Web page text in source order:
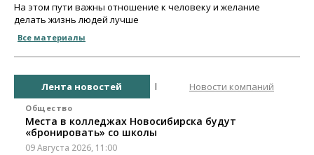
На этом пути важны отношение к человеку и желание
делать жизнь людей лучше
Все материалы
Лента новостей Новости компаний
Общество
Места в колледжах Новосибирска будут
«бронировать» со школы
09 Августа 2026, 11:00